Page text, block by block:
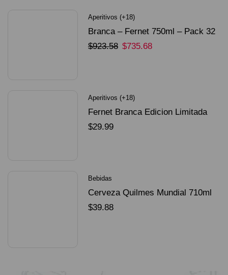
Aperitivos (+18)
Branca – Fernet 750ml – Pack 32
Unidades
$923.58 $735.68
Aperitivos (+18)
Fernet Branca Edicion Limitada
Dorado Mundial
$29.99
Bebidas
Cerveza Quilmes Mundial 710ml
packX4
$39.88